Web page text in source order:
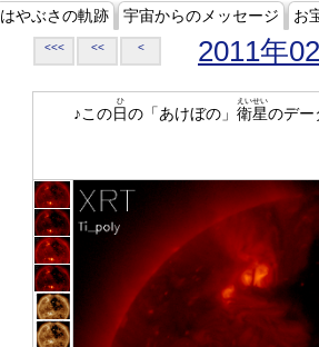
はやぶさの軌跡 宇宙からのメッセージ お
<<< << < 2011年
♪この日
ひ
の「あけぼの」 衛星
えいせい
のデー